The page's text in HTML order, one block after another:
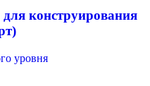
конструирования
уровня